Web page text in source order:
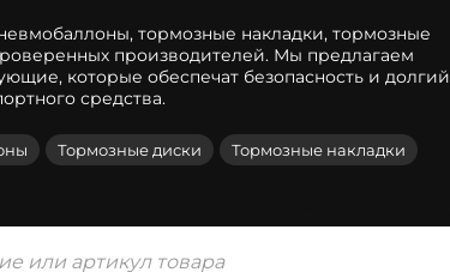
тормозные накладки, тормозные
производителей. Мы предлагаем
которые обеспечат безопасность и долгий
средства.
Тормозные диски Тормозные накладки